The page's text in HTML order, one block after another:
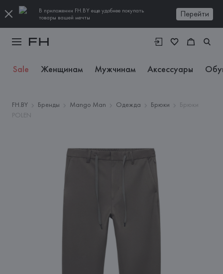
В приложении FH.BY еще удобнее покупать
товары вашей мечты
Перейти
Sale Женщинам Мужчинам Аксессуары
FH.BY Бренды Mango Man Одежда Брюки
Брюки
POLEN